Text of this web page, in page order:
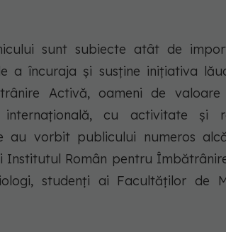
sunt subiecte atât de
a încuraja și susține inițiativa
Activă, oameni de valoare
cu activitate şi
au vorbit publicului numeros
Institutul Român pentru
studenţi ai Facultăţilor de